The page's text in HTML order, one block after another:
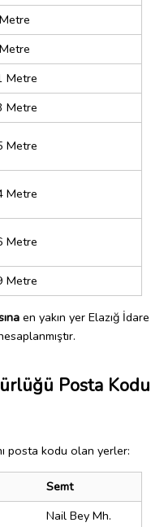
Metre
Metre
Metre
Metre
Metre
Metre
en yakın yer Elazığ İdare
Posta Kodu
posta kodu olan yerler:
Semt
Nail Bey Mh.